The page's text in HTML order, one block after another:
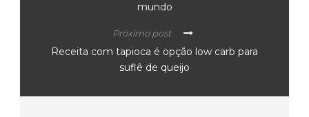
mundo
Próximo post
Receita com tapioca é opção low carb para
suflê de queijo